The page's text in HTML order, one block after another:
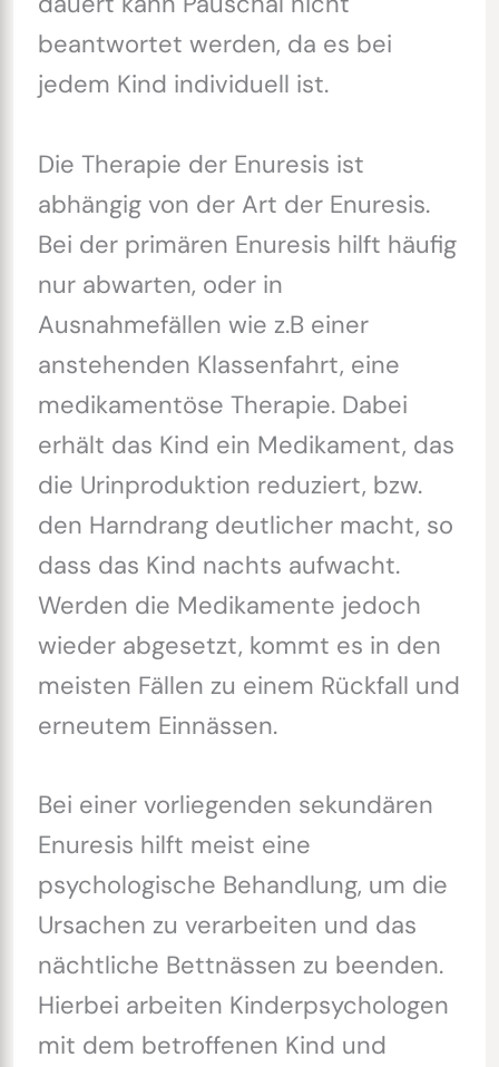
beantwortet werden, da es bei
jedem Kind individuell ist.
Die Therapie der Enuresis ist
abhängig von der Art der Enuresis.
Bei der primären Enuresis hilft häufig
nur abwarten, oder in
Ausnahmefällen wie z.B einer
anstehenden Klassenfahrt, eine
medikamentöse Therapie. Dabei
erhält das Kind ein Medikament, das
die Urinproduktion reduziert, bzw.
den Harndrang deutlicher macht, so
dass das Kind nachts aufwacht.
Werden die Medikamente jedoch
wieder abgesetzt, kommt es in den
meisten Fällen zu einem Rückfall und
erneutem Einnässen.
Bei einer vorliegenden sekundären
Enuresis hilft meist eine
psychologische Behandlung, um die
Ursachen zu verarbeiten und das
nächtliche Bettnässen zu beenden.
Hierbei arbeiten Kinderpsychologen
mit dem betroffenen Kind und